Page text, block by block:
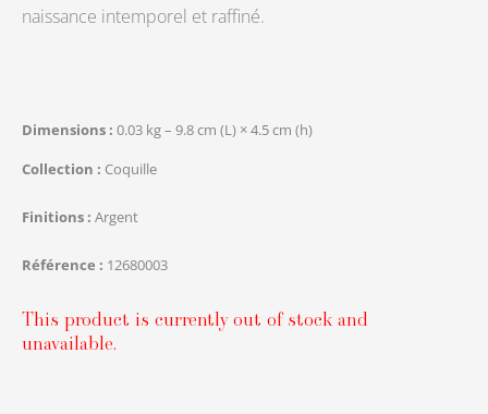
naissance intemporel et raffiné.
Dimensions 0.03 kg – 9.8 cm (L) × 4.5 cm (h)
Collection
Coquille
Finitions Argent
Référence 12680003
This product is currently out of stock and
unavailable.